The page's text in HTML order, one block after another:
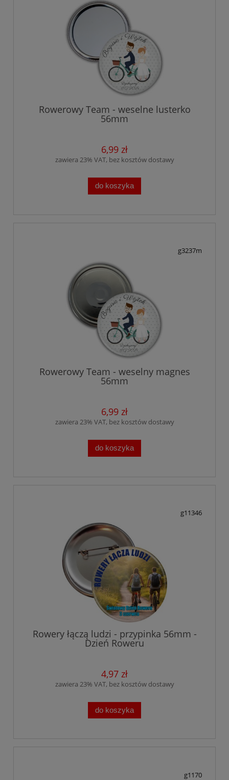
Rowerowy Team - weselne lusterko
56mm
6,99 zł
zawiera 23% VAT, bez kosztów dostawy
do koszyka
g3237m
Rowerowy Team - weselny magnes
56mm
6,99 zł
zawiera 23% VAT, bez kosztów dostawy
do koszyka
g11346
Rowery łączą ludzi - przypinka 56mm -
Dzień Roweru
4,97 zł
zawiera 23% VAT, bez kosztów dostawy
do koszyka
g1170